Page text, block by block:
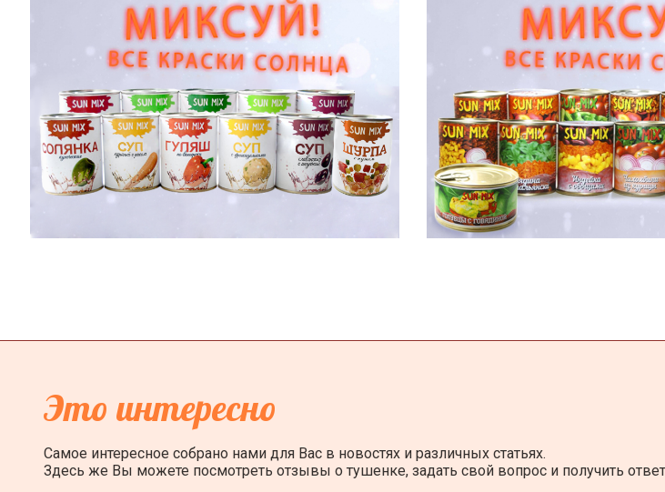
Это интересно
Самое интересное собрано нами для Вас в новостях и различных статьях.
Здесь же Вы можете посмотреть отзывы о тушенке, задать свой вопрос и получить ответ